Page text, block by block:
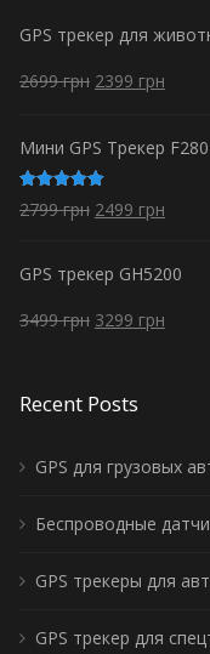
GPS трекер для
2699грн 2399 грн
Мини GPS Трекер F280
Оценка
5.00из 5
2799грн 2499 грн
GPS трекер GH5200
3499грн 3299 грн
Recent Posts
GPS для грузовых
Беспроводные
GPS трекеры для
GPS трекер для